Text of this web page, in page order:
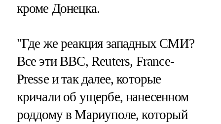
кроме Донецка.
"Где же реакция западных СМИ?
Все эти BBC, Reuters, France-
Presse и так далее, которые
кричали об ущербе, нанесенном
роддому в Мариуполе, который